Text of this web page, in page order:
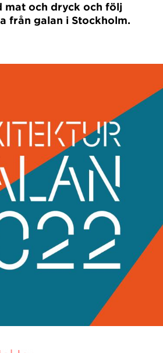
mat och dryck och följ
från galan i Stockholm.